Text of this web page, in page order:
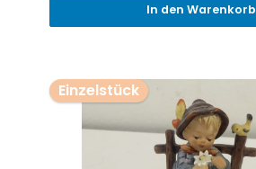
In den Warenkorb
Einzelstück